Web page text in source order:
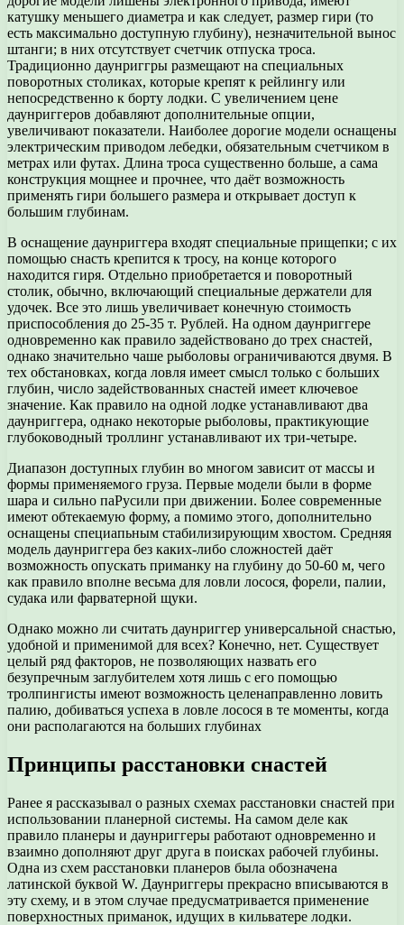
катушку меньшего диаметра и как следует, размер гири (то
есть максимально доступную глубину), незначительной вынос
штанги; в них отсутствует счетчик отпуска троса.
Традиционно даунриггры размещают на специальных
поворотных столиках, которые крепят к рейлингу или
непосредственно к борту лодки. С увеличением цене
даунриггеров добавляют дополнительные опции,
увеличивают показатели. Наиболее дорогие модели оснащены
электрическим приводом лебедки, обязательным счетчиком в
метрах или футах. Длина троса существенно больше, а сама
конструкция мощнее и прочнее, что даёт возможность
применять гири большего размера и открывает доступ к
большим глубинам.
В оснащение даунриггера входят специальные прищепки; с их
помощью снасть крепится к тросу, на конце которого
находится гиря. Отдельно приобретается и поворотный
столик, обычно, включающий специальные держатели для
удочек. Все это лишь увеличивает конечную стоимость
приспособления до 25-35 т. Рублей. На одном даунриггере
одновременно как правило задействовано до трех снастей,
однако значительно чаше рыболовы ограничиваются двумя. В
тех обстановках, когда ловля имеет смысл только с больших
глубин, число задействованных снастей имеет ключевое
значение. Как правило на одной лодке устанавливают два
даунриггера, однако некоторые рыболовы, практикующие
глубоководный троллинг устанавливают их три-четыре.
Диапазон доступных глубин во многом зависит от массы и
формы применяемого груза. Первые модели были в форме
шара и сильно паРусили при движении. Более современные
имеют обтекаемую форму, а помимо этого, дополнительно
оснащены специапьным стабилизирующим хвостом. Средняя
модель даунриггера без каких-либо сложностей даёт
возможность опускать приманку на глубину до 50-60 м, чего
как правило вполне весьма для ловли лосося, форели, палии,
судака или фарватерной щуки.
Однако можно ли считать даунриггер универсальной снастью,
удобной и применимой для всех? Конечно, нет. Существует
целый ряд факторов, не позволяющих назвать его
безупречным заглубителем хотя лишь с его помощью
тролпингисты имеют возможность целенаправленно ловить
палию, добиваться успеха в ловле лосося в те моменты, когда
они располагаются на больших глубинах
Принципы расстановки снастей
Ранее я рассказывал о разных схемах расстановки снастей при
использовании планерной системы. На самом деле как
правило планеры и даунриггеры работают одновременно и
взаимно дополняют друг друга в поисках рабочей глубины.
Одна из схем расстановки планеров была обозначена
латинской буквой W. Даунриггеры прекрасно вписываются в
эту схему, и в этом случае предусматривается применение
поверхностных приманок, идущих в кильватере лодки.